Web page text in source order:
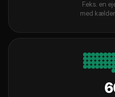
F.eks. en
med